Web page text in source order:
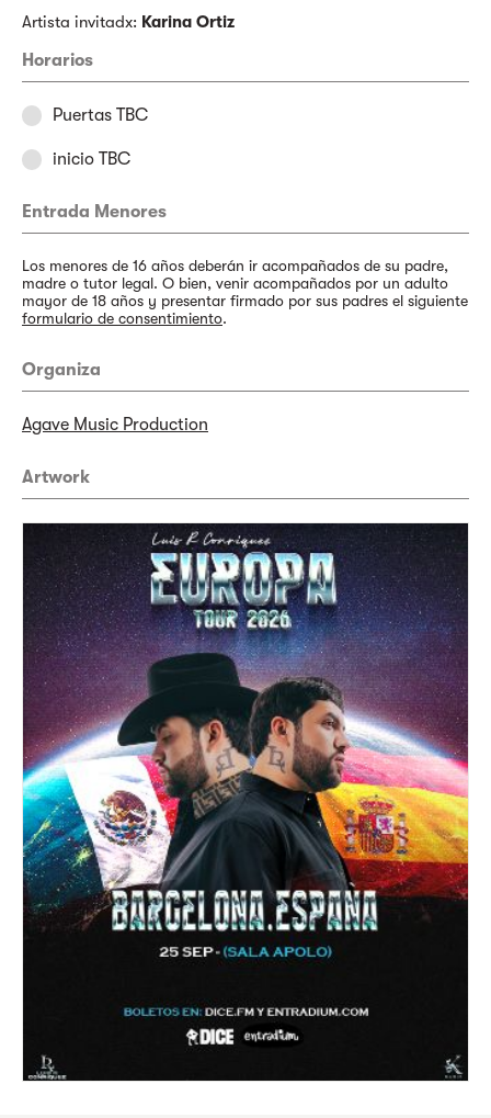
Artista invitadx: Karina Ortiz
Horarios
Puertas TBC
inicio TBC
Entrada Menores
Los menores de 16 años deberán ir acompañados de su padre,
madre o tutor legal. O bien, venir acompañados por un adulto
mayor de 18 años y presentar firmado por sus padres el siguiente
formulario de consentimiento.
Organiza
Agave Music Production
Artwork